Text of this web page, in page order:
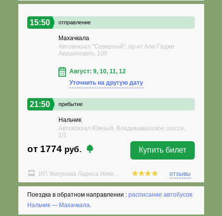
15:50 отправление
Махачкала
Автовокзал "Северный", пр-кт Али-Гаджи
Акушинского, 100
Август: 9, 10, 11, 12
Уточнить на другую дату
21:50 прибытие
Нальчик
Автовокзал Южный, Владикавказское шоссе,
1/1
от 1774 руб. Купить билет
ИП Жигунова Лариса Нико... отзывы
Поездка в обратном направлении :расписание автобусов
Нальчик — Махачкала.